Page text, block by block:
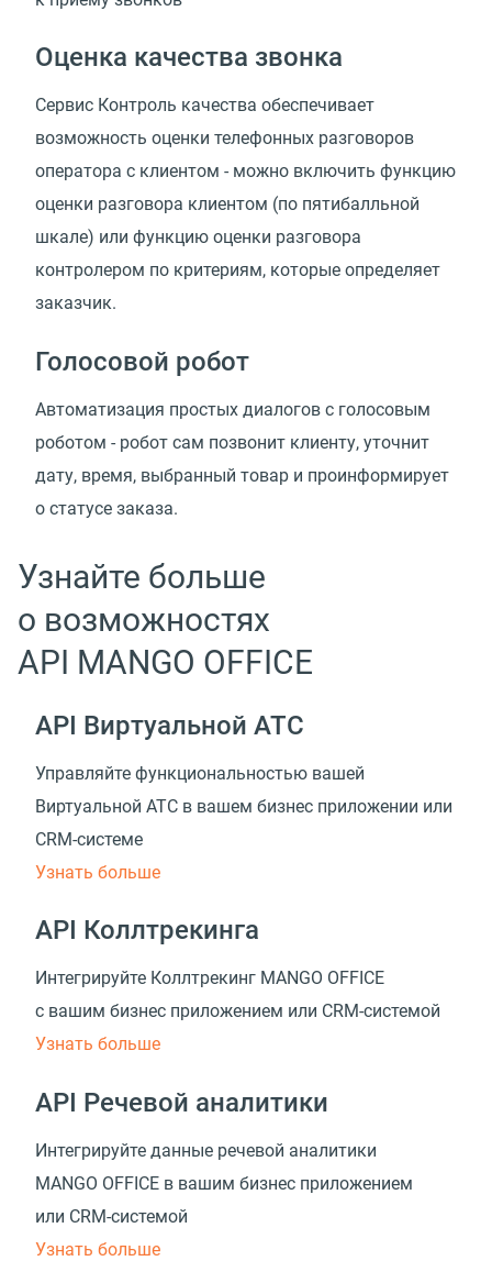
Оценка качества звонка
Сервис Контроль качества обеспечивает
возможность оценки телефонных разговоров
оператора с клиентом - можно включить функцию
оценки разговора клиентом (по пятибалльной
шкале) или функцию оценки разговора
контролером по критериям, которые определяет
заказчик.
Голосовой робот
Автоматизация простых диалогов с голосовым
роботом - робот сам позвонит клиенту, уточнит
дату, время, выбранный товар и проинформирует
о статусе заказа.
Узнайте больше
о возможностях
API MANGO OFFICE
API Виртуальной АТС
Управляйте функциональностью вашей
Виртуальной АТС в вашем бизнес приложении или
CRM-системе
Узнать больше
API Коллтрекинга
Интегрируйте Коллтрекинг MANGO OFFICE
с вашим бизнес приложением или CRM-системой
Узнать больше
API Речевой аналитики
Интегрируйте данные речевой аналитики
MANGO OFFICE в вашим бизнес приложением
или CRM-системой
Узнать больше